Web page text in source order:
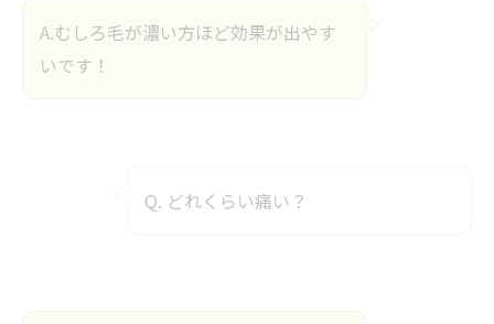
A.むしろ毛が濃い方ほど効果が出やす
いです！
Q. どれくらい痛い？